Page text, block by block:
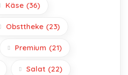
Käse (36)
Obsttheke (23)
Premium (21)
Salat (22)